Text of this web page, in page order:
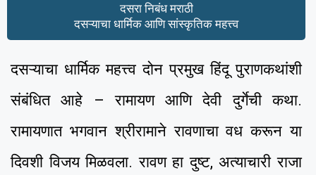
दसरा निबंध मराठी
दसऱ्याचा धार्मिक आणि सांस्कृतिक महत्त्व
दसऱ्याचा धार्मिक महत्त्व दोन प्रमुख हिंदू पुराणकथांशी
संबंधित आहे – रामायण आणि देवी दुर्गेची कथा.
रामायणात भगवान श्रीरामाने रावणाचा वध करून या
दिवशी विजय मिळवला. रावण हा दुष्ट, अत्याचारी राजा